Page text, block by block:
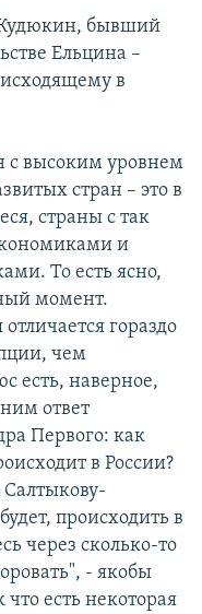
бывший
Ельцина –
в
с высоким уровнем
стран – это в
страны с так
и
То есть ясно,
момент.
гораздо
чем
есть, наверное,
ответ
Первого: как
в России?
Салтыкову-
происходить в
через сколько-то
- якобы
есть некоторая